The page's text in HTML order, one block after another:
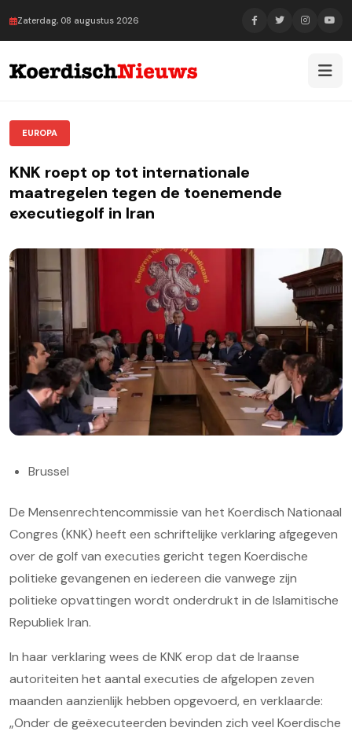
Zaterdag, 08 augustus 2026
EUROPA
KNK roept op tot internationale
maatregelen tegen de toenemende
executiegolf in Iran
Brussel
De Mensenrechtencommissie van het Koerdisch Nationaal
Congres (KNK) heeft een schriftelijke verklaring afgegeven
over de golf van executies gericht tegen Koerdische
politieke gevangenen en iedereen die vanwege zijn
politieke opvattingen wordt onderdrukt in de Islamitische
Republiek Iran.
In haar verklaring wees de KNK erop dat de Iraanse
autoriteiten het aantal executies de afgelopen zeven
maanden aanzienlijk hebben opgevoerd, en verklaarde:
„Onder de geëxecuteerden bevinden zich veel Koerdische